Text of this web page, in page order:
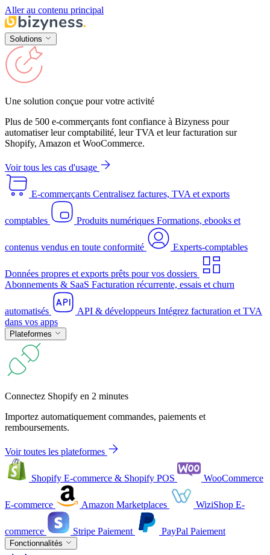
Aller au contenu principal
Solutions
Une solution conçue pour votre activité
Plus de 500 e-commerçants font confiance à Bizyness pour
automatiser leur comptabilité, leur TVA et leur facturation sur
Shopify, Amazon et WooCommerce.
Voir tous les cas d'usage
E-commerçants Centralisez factures, TVA et exports
comptables Produits numériques Formations, ebooks et
contenus vendus en toute conformité Experts-comptables
Données propres et exports prêts pour vos dossiers
Abonnements & SaaS Facturation récurrente, essais et churn
automatisés API & développeurs Intégrez facturation et TVA
dans vos apps
Plateformes
Connectez Shopify en 2 minutes
Importez automatiquement commandes, paiements et
remboursements.
Voir toutes les plateformes
Shopify E-commerce & Shopify POS WooCommerce
E-commerce Amazon Marketplaces WiziShop E-
commerce Stripe Paiement PayPal Paiement
Fonctionnalités